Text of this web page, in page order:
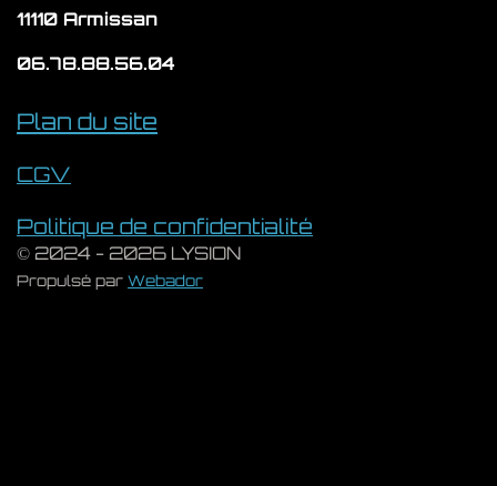
11110 Armissan
06.78.88.56.04
Plan du site
CGV
Politique de confidentialité
© 2024 - 2026 LYSION
Propulsé par Webador